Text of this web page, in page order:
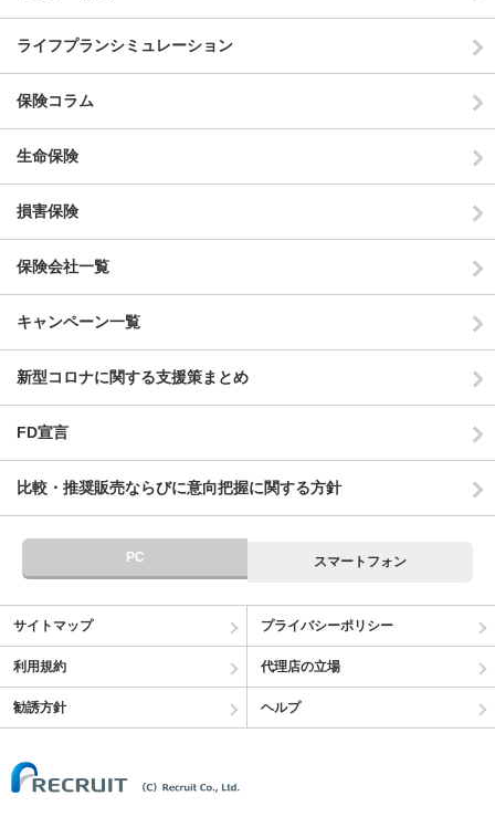
ライフプランシミュレーション
保険コラム
生命保険
損害保険
保険会社一覧
キャンペーン一覧
新型コロナに関する支援策まとめ
FD宣言
比較・推奨販売ならびに意向把握に関する方針
PC スマートフォン
サイトマップ プライバシーポリシー
利用規約 代理店の立場
勧誘方針 ヘルプ